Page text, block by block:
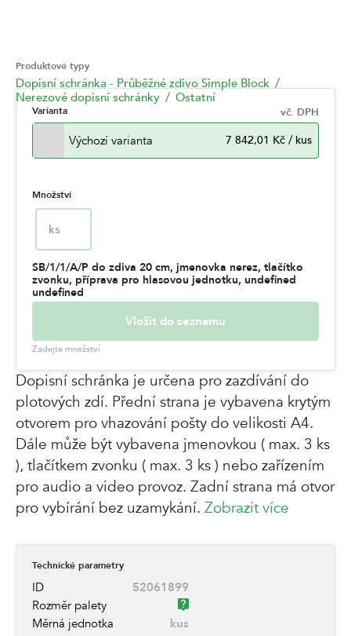
Produktové typy
Dopisní schránka - Průběžné zdivo Simple Block
Nerezové dopisní schránky
Ostatní
Varianta vč. DPH
Výchozí varianta 7 842,01 Kč / kus
Množství
ks
SB/1/1/A/P do zdiva 20 cm, jmenovka nerez, tlačítko
zvonku, příprava pro hlasovou jednotku, undefined
undefined
Vložit do seznamu
Zadejte množství
Dopisní schránka je určena pro zazdívání do
plotových zdí. Přední strana je vybavena krytým
otvorem pro vhazování pošty do velikosti A4.
Dále může být vybavena jmenovkou ( max. 3 ks
), tlačítkem zvonku ( max. 3 ks ) nebo zařízením
pro audio a video provoz. Zadní strana má otvor
pro vybírání bez uzamykání. Zobrazit více
Technické parametry
ID
52061899
Rozměr palety
Měrná jednotka
kus